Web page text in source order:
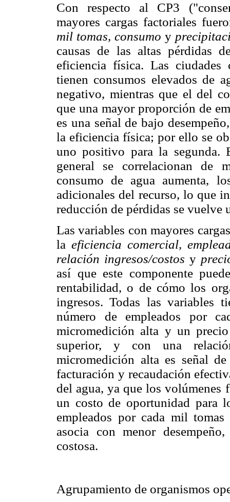
Con respecto al CP3
mayores cargas factoriales
mil tomas, consumo y
causas de las altas pérdidas
eficiencia física. Las
tienen consumos elevados de
negativo, mientras que el del
que una mayor proporción de
es una señal de bajo
la eficiencia física; por ello se
uno positivo para la
general se correlacionan de
consumo de agua aumenta,
adicionales del recurso, lo que
reducción de pérdidas se vuelve
Las variables con mayores
la eficiencia comercial,
relación ingresos/costos y
así que este componente
rentabilidad, o de cómo los
ingresos. Todas las variables
número de empleados por
micromedición alta y un
superior, y con una
micromedición alta es señal
facturación y recaudación
del agua, ya que los volúmenes
un costo de oportunidad para
empleados por cada mil
asocia con menor
costosa.
Agrupamiento de organismos